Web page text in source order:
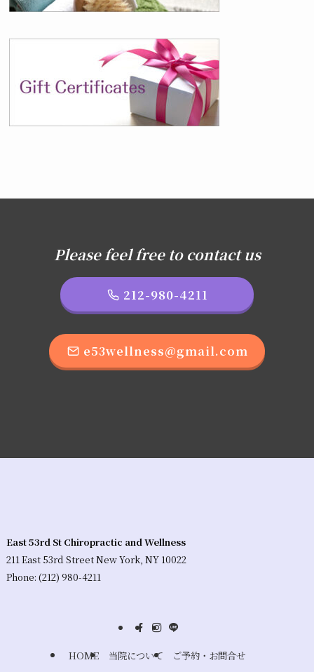
Please feel free to contact us
212-980-4211
e53wellness@gmail.com
East 53rd St Chiropractic and Wellness
211 East 53rd Street New York, NY 10022
Phone: (212) 980-4211
HOME 当院について ご予約・お問合せ